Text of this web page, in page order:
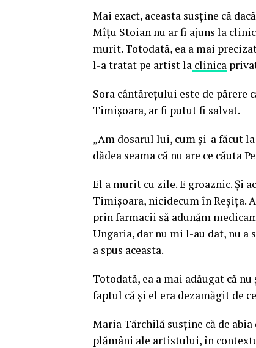
Mai exact, aceasta susține că
Mîțu Stoian nu ar fi ajuns la
murit. Totodată, ea a mai
l-a tratat pe artist la clinica
Sora cântărețului este de părere
Timișoara, ar fi putut fi salvat.
„Am dosarul lui, cum și-a făcut
dădea seama că nu are ce căuta
El a murit cu zile. E groaznic.
Timișoara, nicidecum în Reșița.
prin farmacii să adunăm
Ungaria, dar nu mi l-au dat, nu a
a spus aceasta.
Totodată, ea a mai adăugat că
faptul că și el era dezamăgit de
Maria Tărchilă susține că de
plămâni ale artistului, în